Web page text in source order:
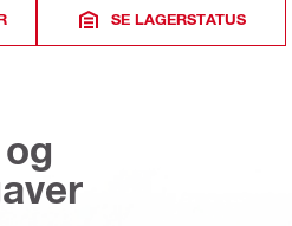
SE LAGERSTATUS